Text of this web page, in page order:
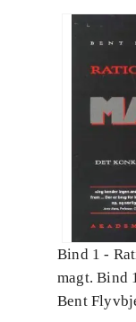
Bind 1 -
magt. Bind
videnskab
Bent